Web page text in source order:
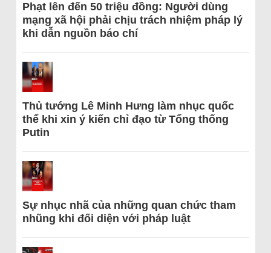
Phạt lên đến 50 triệu đồng: Người dùng
mạng xã hội phải chịu trách nhiệm pháp lý
khi dẫn nguồn báo chí
Thủ tướng Lê Minh Hưng làm nhục quốc
thể khi xin ý kiến chỉ đạo từ Tổng thống
Putin
Sự nhục nhã của những quan chức tham
nhũng khi đối diện với pháp luật